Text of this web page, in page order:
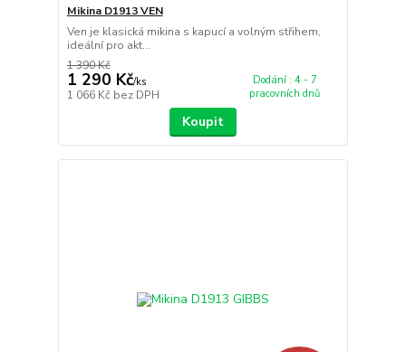
Mikina D1913 VEN
Ven je klasická mikina s kapucí a volným střihem,
ideální pro akt...
1 390 Kč
1 290 Kč/ks
1 066 Kč bez DPH
Dodání : 4 - 7
pracovních dnů
Koupit